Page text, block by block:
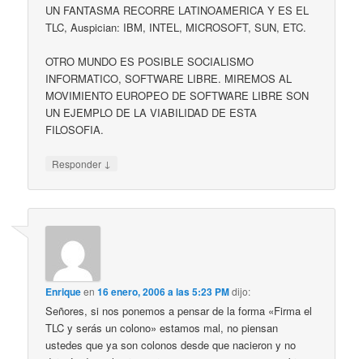
UN FANTASMA RECORRE LATINOAMERICA Y ES EL
TLC, Auspician: IBM, INTEL, MICROSOFT, SUN, ETC.
OTRO MUNDO ES POSIBLE SOCIALISMO
INFORMATICO, SOFTWARE LIBRE. MIREMOS AL
MOVIMIENTO EUROPEO DE SOFTWARE LIBRE SON
UN EJEMPLO DE LA VIABILIDAD DE ESTA
FILOSOFIA.
Responder ↓
Enriqueen16 enero, 2006 a las 5:23 PMdijo:
Señores, si nos ponemos a pensar de la forma «Firma el
TLC y serás un colono» estamos mal, no piensan
ustedes que ya son colonos desde que nacieron y no